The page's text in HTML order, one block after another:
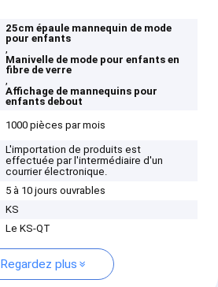
25cm épaule mannequin de mode
pour enfants
,
Manivelle de mode pour enfants en
fibre de verre
,
Affichage de mannequins pour
enfants debout
1000 pièces par mois
L'importation de produits est
effectuée par l'intermédiaire d'un
courrier électronique.
5 à 10 jours ouvrables
KS
Le KS-QT
Regardez plus